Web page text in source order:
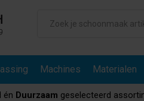
Machines Materialen
én Duurzaam geselecteerd